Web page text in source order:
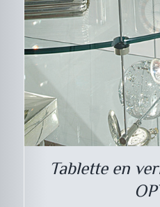
Tablette en
PRODUIT